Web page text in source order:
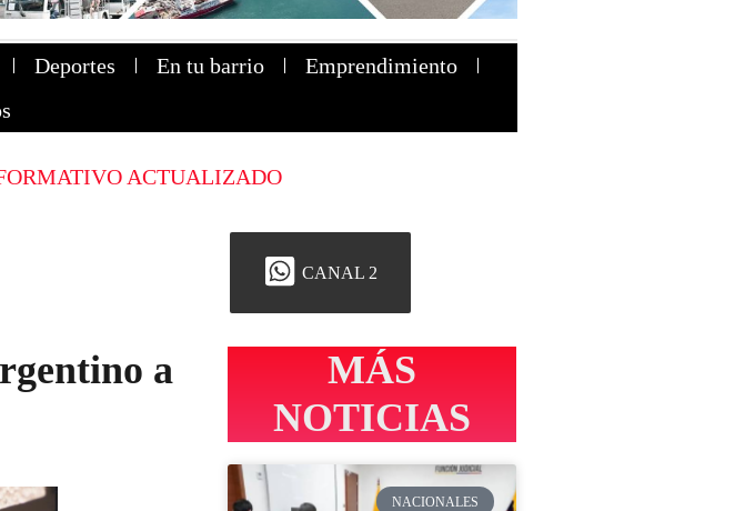
Deportes En tu barrio
Emprendimiento
ACTUALIZADO
CANAL 2
a
MÁS
NOTICIAS
NACIONALES